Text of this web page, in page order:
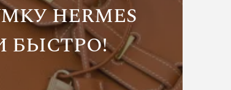
HERMES
БЫСТРО!